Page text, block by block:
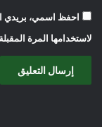
احفظ اسمي، بريدي
لاستخدامها المرة